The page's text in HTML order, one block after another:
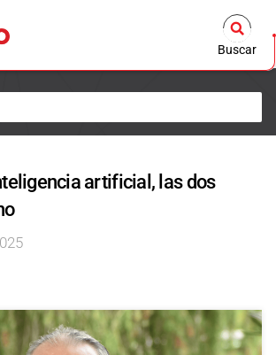
Buscar
artificial, las dos